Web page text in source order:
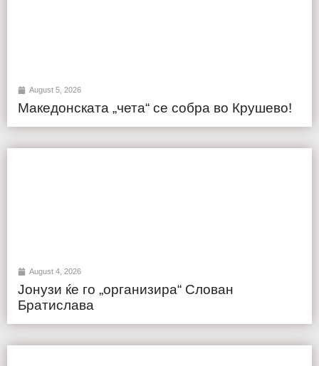
August 5, 2026
Македонската „чета“ се собра во Крушево!
August 4, 2026
Јонузи ќе го „организира“ Слован
Братислава